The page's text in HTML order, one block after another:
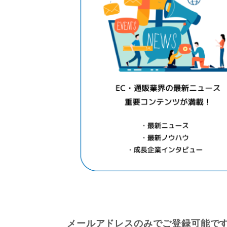
メールアドレスのみでご登録可能で